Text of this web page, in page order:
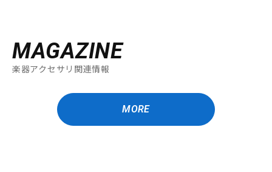
MAGAZINE
楽器アクセサリ関連情報
MORE